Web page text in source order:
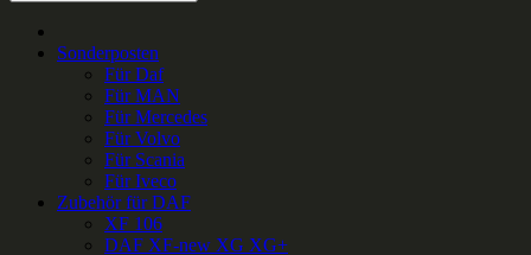
Sonderposten
Für Daf
Für MAN
Für Mercedes
Für Volvo
Für Scania
Für Iveco
Zubehör für DAF
XF 106
DAF XF-new XG XG+